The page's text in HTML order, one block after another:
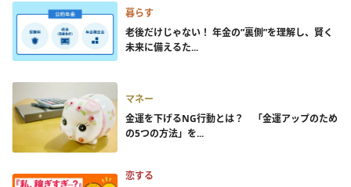
暮らす
老後だけじゃない！ 年金の”裏側”を理解し、賢く
未来に備えるた...
マネー
金運を下げるNG行動とは？ 「金運アップのため
の5つの方法」を...
恋する